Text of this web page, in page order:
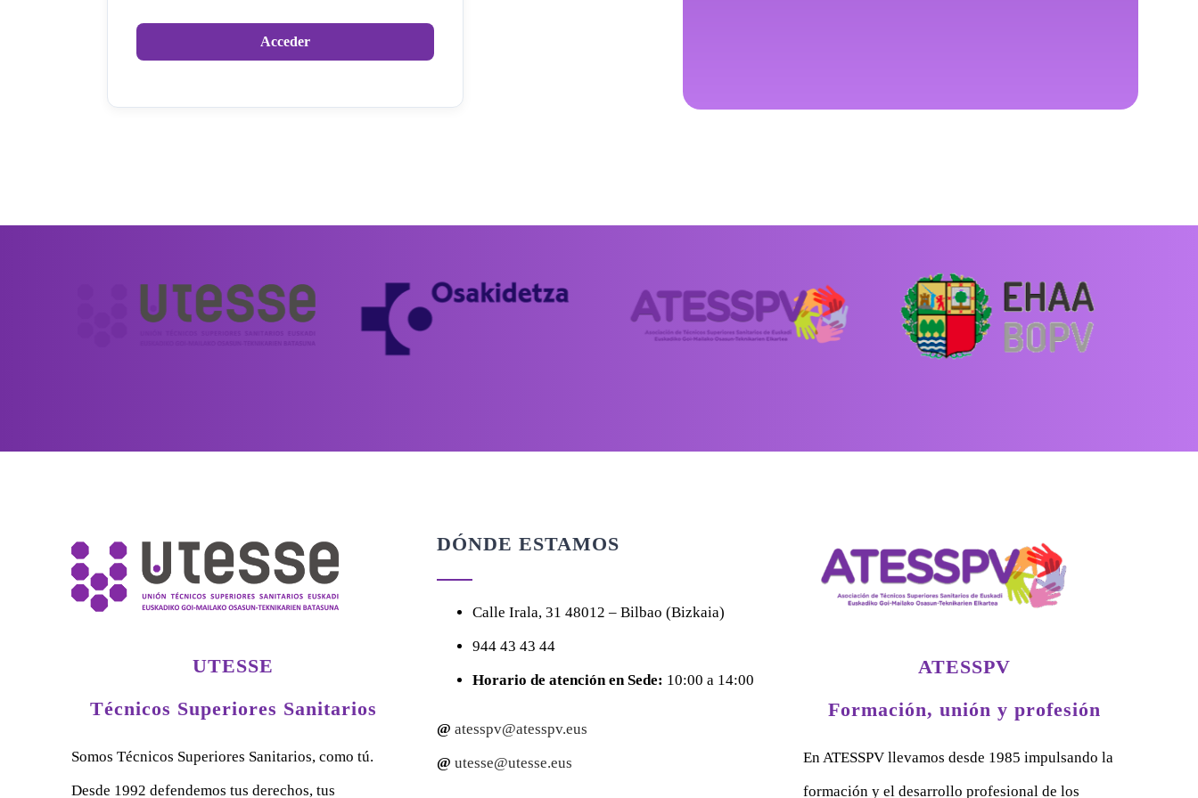
UTESSE
Técnicos Superiores Sanitarios
Somos Técnicos Superiores Sanitarios, como tú.
Desde 1992 defendemos tus derechos, tus
DÓNDE ESTAMOS
CalleIrala, 3148012 – Bilbao (Bizkaia)
944 43 43 44
Horario de atención en Sede: 10:00 a 14:00
@ atesspv@atesspv.eus
@ utesse@utesse.eus
ATESSPV
Formación, unión y profesión
En ATESSPV llevamos desde 1985 impulsando la
formación y el desarrollo profesional de los